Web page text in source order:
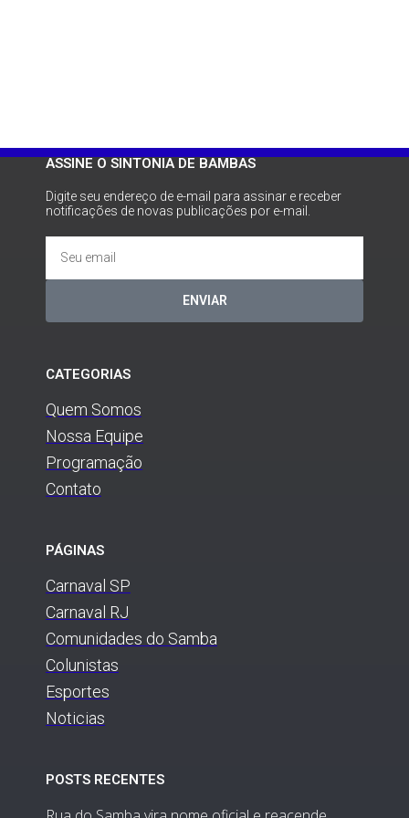
ASSINE O SINTONIA DE BAMBAS
Digite seu endereço de e-mail para assinar e receber
notificações de novas publicações por e-mail.
ENVIAR
CATEGORIAS
Quem Somos
Nossa Equipe
Programação
Contato
PÁGINAS
Carnaval SP
Carnaval RJ
Comunidades do Samba
Colunistas
Esportes
Noticias
POSTS RECENTES